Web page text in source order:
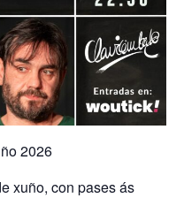
2026
xuño, con pases ás